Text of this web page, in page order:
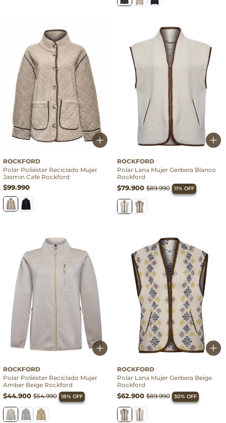
ROCKFORD
Polar Poliéster Reciclado Mujer
Jasmin Café Rockford
$99.990
ROCKFORD
Polar Lana Mujer Gerbera Blanco
Rockford
$79.900$89.990 11% OFF
ROCKFORD
Polar Poliéster Reciclado Mujer
Amber Beige Rockford
$44.900 $54.990 18% OFF
ROCKFORD
Polar Lana Mujer Gerbera Beige
Rockford
$62.900$89.990 30% OFF